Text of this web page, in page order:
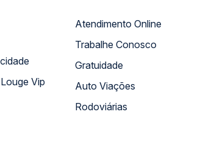
Louge Vip
Atendimento Online
Trabalhe Conosco
Gratuidade
Auto Viações
Rodoviárias